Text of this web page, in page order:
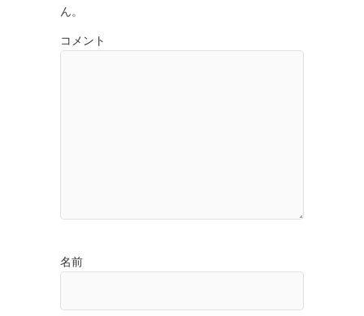
ん。
コメント
名前